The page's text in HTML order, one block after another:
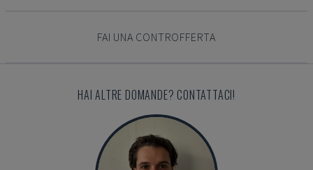
FAI UNA CONTROFFERTA
HAI ALTRE DOMANDE? CONTATTACI!